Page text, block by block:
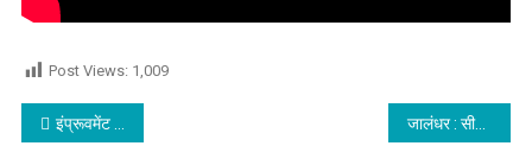
Post Views: 1,009
Post navigation
इंप्रूवमेंट ट्रस्ट की चेयरपर्सन इनोसेंट हार्ट्स के नन्हे ग्रेजुएट्स को ग्रैंड ग्रेजुएशन समारोह में किया सम्मानित,पढ़े जालंधर : सीमेंट क्रेशर ट्रक की चपेट में आने से युवक की मौत के बाद भारी हंगामा, देखें वीडियो